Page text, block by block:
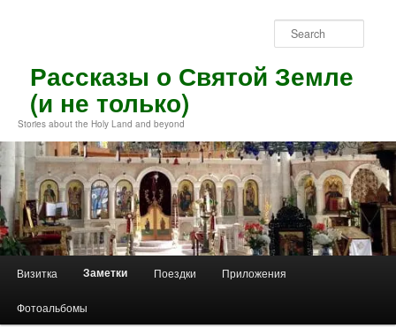
contentРассказы о Святой Земле
(и не только)
Stories about the Holy Land and beyond
menu
Визитка Заметки Поездки Приложения
Фотоальбомы